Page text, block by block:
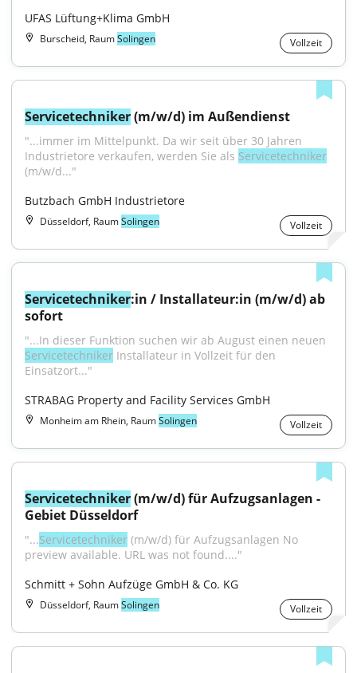
UFAS Lüftung+Klima GmbH
Burscheid, RaumSolingen Vollzeit
Servicetechniker (m/w/d) im Außendienst
"...immer im Mittelpunkt. Da wir seit über 30 Jahren
Industrietore verkaufen, werden Sie als Servicetechniker
(m/w/d..."
Butzbach GmbH Industrietore
Düsseldorf, RaumSolingen Vollzeit
Servicetechniker:in / Installateur:in (m/w/d) ab
sofort
Servicetechniker Installateur in Vollzeit für den
Einsatzort..."
STRABAG Property and Facility Services GmbH
Monheim am Rhein, RaumSolingen Vollzeit
Servicetechniker (m/w/d) für Aufzugsanlagen -
Gebiet Düsseldorf
"...Servicetechniker (m/w/d) für Aufzugsanlagen No
preview available. URL was not found...."
Schmitt + Sohn Aufzüge GmbH & Co. KG
Düsseldorf, RaumSolingen Vollzeit